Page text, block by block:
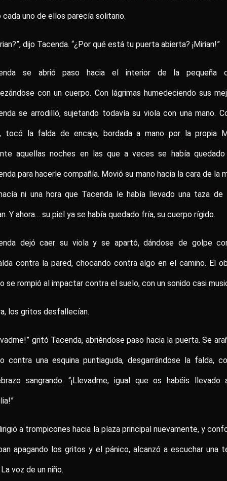
cada uno de ellos parecía solitario.
dijo Tacenda. “¿Por qué está tu puerta abierta? ¡Mirian!”
se abrió paso hacia el interior de la pequeña
con un cuerpo. Con lágrimas humedeciendo sus
se arrodilló, sujetando todavía su viola con una mano.
tocó la falda de encaje, bordada a mano por la propia
aquellas noches en las que a veces se había
para hacerle compañía. Movió su mano hacia la cara de la
ni una hora que Tacenda le había llevado una taza
Y ahora… su piel ya se había quedado fría, su cuerpo rígido.
dejó caer su viola y se apartó, dándose de golpe
contra la pared, chocando contra algo en el camino. El
se rompió al impactar contra el suelo, con un sonido casi
los gritos desfallecían.
gritó Tacenda, abriéndose paso hacia la puerta. Se
contra una esquina puntiaguda, desgarrándose la falda,
sangrando. “¡Llevadme, igual que os habéis llevado
a trompicones hacia la plaza principal nuevamente, y
apagando los gritos y el pánico, alcanzó a escuchar una
voz de un niño.